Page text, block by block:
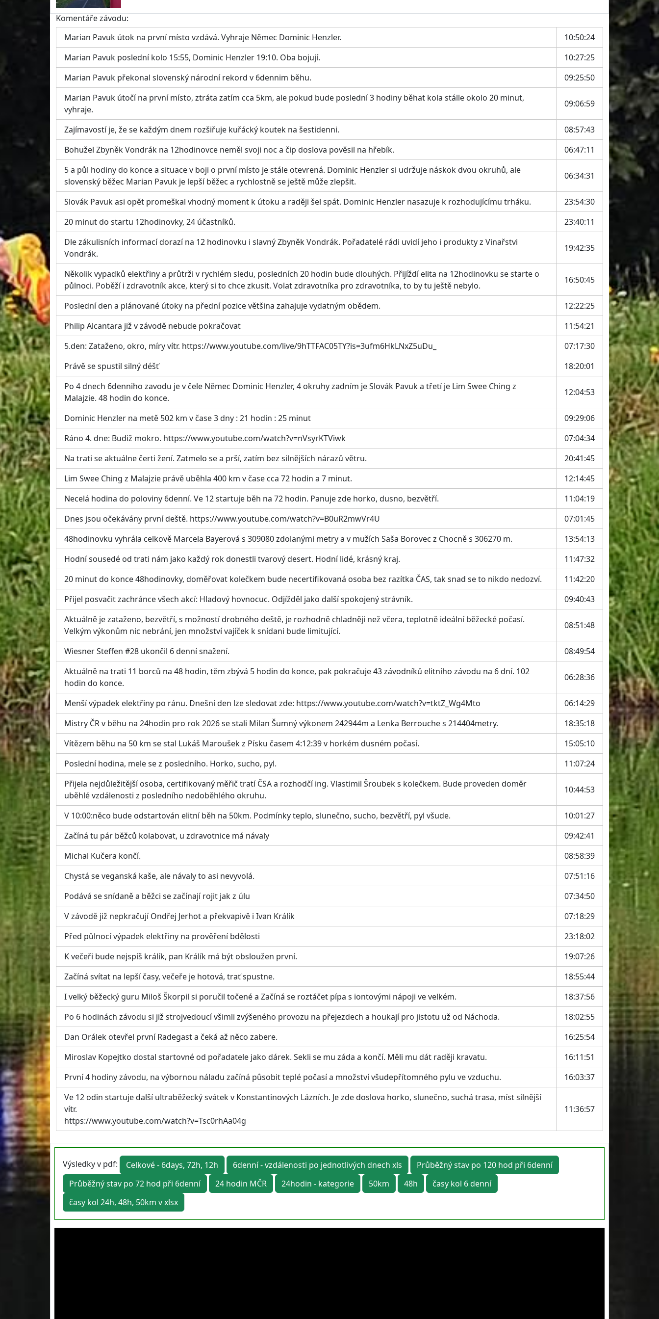
Komentáře závodu:
Marian Pavuk útok na první místo vzdává. Vyhraje Němec Dominic Henzler.
10:50:24
Marian Pavuk poslední kolo 15:55, Dominic Henzler 19:10. Oba bojují.
10:27:25
Marian Pavuk překonal slovenský národní rekord v 6dennim běhu.
09:25:50
Marian Pavuk útočí na první místo, ztráta zatím cca 5km, ale pokud bude poslední 3 hodiny běhat kola stálle okolo 20 minut,
vyhraje.
09:06:59
Zajímavostí je, že se každým dnem rozšiřuje kuřácký koutek na šestidenni.
08:57:43
Bohužel Zbyněk Vondrák na 12hodinovce neměl svoji noc a čip doslova pověsil na hřebík.
06:47:11
5 a půl hodiny do konce a situace v boji o první místo je stále otevrená. Dominic Henzler si udržuje náskok dvou okruhů, ale
slovenský běžec Marian Pavuk je lepší běžec a rychlostně se ještě může zlepšit.
06:34:31
Slovák Pavuk asi opět promeškal vhodný moment k útoku a raději šel spát. Dominic Henzler nasazuje k rozhodujícímu trháku.
23:54:30
20 minut do startu 12hodinovky, 24 účastníků.
23:40:11
Dle zákulisních informací dorazí na 12 hodinovku i slavný Zbyněk Vondrák. Pořadatelé rádi uvidí jeho i produkty z Vinařstvi
Vondrák.
19:42:35
Několik vypadků elektřiny a průtrži v rychlém sledu, posledních 20 hodin bude dlouhých. Přijíždí elita na 12hodinovku se starte o
půlnoci. Poběží i zdravotník akce, který si to chce zkusit. Volat zdravotníka pro zdravotníka, to by tu ještě nebylo.
16:50:45
Poslední den a plánované útoky na přední pozice většina zahajuje vydatným obědem.
12:22:25
Philip Alcantara již v závodě nebude pokračovat
11:54:21
5.den: Zataženo, okro, míry vítr. https://www.youtube.com/live/9hTTFAC05TY?is=3ufm6HkLNxZ5uDu_
07:17:30
Právě se spustil silný déšť
18:20:01
Po 4 dnech 6denniho zavodu je v čele Němec Dominic Henzler, 4 okruhy zadním je Slovák Pavuk a třetí je Lim Swee Ching z
Malajzie. 48 hodin do konce.
12:04:53
Dominic Henzler na metě 502 km v čase 3 dny : 21 hodin : 25 minut
09:29:06
Ráno 4. dne: Budiž mokro. https://www.youtube.com/watch?v=nVsyrKTViwk
07:04:34
Na trati se aktuálne čerti žení. Zatmelo se a prší, zatím bez silnějších nárazů větru.
20:41:45
Lim Swee Ching z Malajzie právě uběhla 400 km v čase cca 72 hodin a 7 minut.
12:14:45
Necelá hodina do poloviny 6denní. Ve 12 startuje běh na 72 hodin. Panuje zde horko, dusno, bezvětří.
11:04:19
Dnes jsou očekávány první deště. https://www.youtube.com/watch?v=B0uR2mwVr4U
07:01:45
48hodinovku vyhrála celkově Marcela Bayerová s 309080 zdolanými metry a v mužích Saša Borovec z Chocně s 306270 m.
13:54:13
Hodní sousedé od trati nám jako každý rok donestli tvarový desert. Hodní lidé, krásný kraj.
11:47:32
20 minut do konce 48hodinovky, doměřovat kolečkem bude necertifikovaná osoba bez razítka ČAS, tak snad se to nikdo nedozví.
11:42:20
Přijel posvačit zachránce všech akcí: Hladový hovnocuc. Odjížděl jako další spokojený strávník.
09:40:43
Aktuálně je zataženo, bezvětří, s možností drobného deště, je rozhodně chladněji než včera, teplotně ideální běžecké počasí.
Velkým výkonům nic nebrání, jen množství vajíček k snídani bude limitující.
08:51:48
Wiesner Steffen #28 ukončil 6 denní snažení.
08:49:54
Aktuálně na trati 11 borců na 48 hodin, těm zbývá 5 hodin do konce, pak pokračuje 43 závodníků elitního závodu na 6 dní. 102
hodin do konce.
06:28:36
Menší výpadek elektřiny po ránu. Dnešní den lze sledovat zde: https://www.youtube.com/watch?v=tktZ_Wg4Mto
06:14:29
Mistry ČR v běhu na 24hodin pro rok 2026 se stali Milan Šumný výkonem 242944m a Lenka Berrouche s 214404metry.
18:35:18
Vítězem běhu na 50 km se stal Lukáš Maroušek z Písku časem 4:12:39 v horkém dusném počasí.
15:05:10
Poslední hodina, mele se z posledního. Horko, sucho, pyl.
11:07:24
Přijela nejdůležitější osoba, certifikovaný měřič tratí ČSA a rozhodčí ing. Vlastimil Šroubek s kolečkem. Bude proveden doměr
uběhlé vzdálenosti z posledního nedoběhlého okruhu.
10:44:53
V 10:00:něco bude odstartován elitní běh na 50km. Podmínky teplo, slunečno, sucho, bezvětří, pyl všude.
10:01:27
Začíná tu pár běžců kolabovat, u zdravotnice má návaly
09:42:41
Michal Kučera končí.
08:58:39
Chystá se veganská kaše, ale návaly to asi nevyvolá.
07:51:16
Podává se snídaně a běžci se začínají rojit jak z úlu
07:34:50
V závodě již nepkračují Ondřej Jerhot a překvapivě i Ivan Králík
07:18:29
Před půlnocí výpadek elektřiny na prověření bdělosti
23:18:02
K večeři bude nejspíš králík, pan Králík má být obsloužen první.
19:07:26
Začíná svítat na lepší časy, večeře je hotová, trať spustne.
18:55:44
I velký běžecký guru Miloš Škorpil si poručil točené a Začíná se roztáčet pípa s iontovými nápoji ve velkém.
18:37:56
Po 6 hodinách závodu si již strojvedoucí všimli zvýšeného provozu na přejezdech a houkají pro jistotu už od Náchoda.
18:02:55
Dan Orálek otevřel první Radegast a čeká až něco zabere.
16:25:54
Miroslav Kopejtko dostal startovné od pořadatele jako dárek. Sekli se mu záda a končí. Měli mu dát raději kravatu.
16:11:51
První 4 hodiny závodu, na výbornou náladu začíná působit teplé počasí a množství všudepřítomného pylu ve vzduchu.
16:03:37
Ve 12 odin startuje další ultraběžecký svátek v Konstantinových Lázních. Je zde doslova horko, slunečno, suchá trasa, míst silnější
vítr.
https://www.youtube.com/watch?v=Tsc0rhAa04g
11:36:57
Výsledky v pdf: Celkové - 6days, 72h, 12h 6denní - vzdálenosti po jednotlivých dnech xls
Průběžný stav po 120 hod při 6denní
Průběžný stav po 72 hod při 6denní
24 hodin MČR 24hodin - kategorie 50km 48h
časy kol 6 denní
časy kol 24h, 48h, 50km v xlsx